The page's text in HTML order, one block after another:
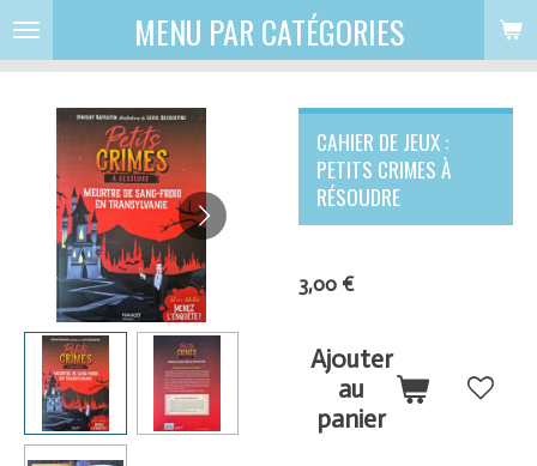
Passer
au
principal
MENU PAR CATÉGORIES
CAHIER DE JEUX :
PETITS CRIMES À
RÉSOUDRE
3,00 €
Ajouter
au
panier